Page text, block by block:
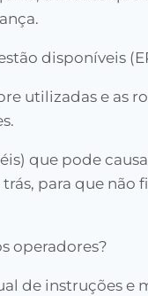
disponíveis
utilizadas e as
que pode
para que não
operadores?
de instruções e